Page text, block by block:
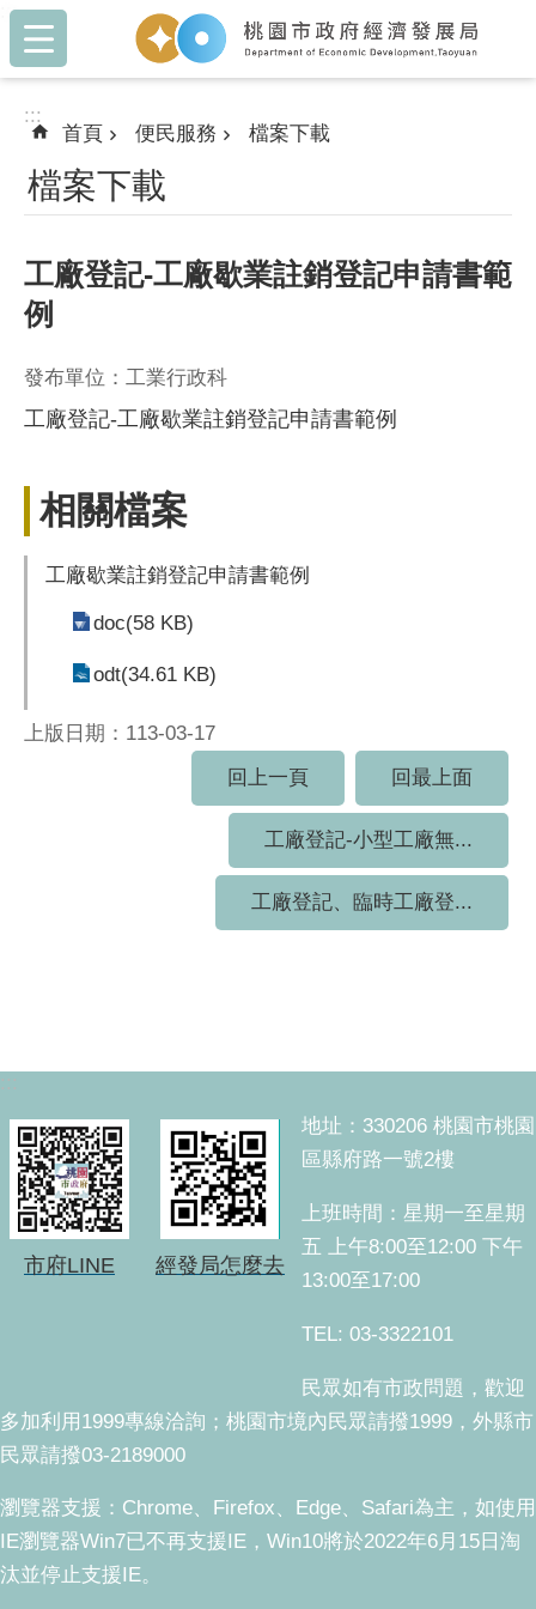
跳到主要內容區塊
:::
:::
首頁 便民服務 檔案下載
檔案下載
工廠登記-工廠歇業註銷登記申請書範
例
發布單位：工業行政科
工廠登記-工廠歇業註銷登記申請書範例
相關檔案
工廠歇業註銷登記申請書範例
doc(58 KB)
odt(34.61 KB)
上版日期：113-03-17
回上一頁
回最上面
工廠登記-小型工廠無...
工廠登記、臨時工廠登...
:::
市府LINE 經發局怎麼去
地址：330206 桃園市桃園
區縣府路一號2樓
上班時間：星期一至星期
五 上午8:00至12:00 下午
13:00至17:00
TEL: 03-3322101
民眾如有市政問題，歡迎
多加利用1999專線洽詢；桃園市境內民眾請撥1999，外縣市
民眾請撥03-2189000
瀏覽器支援：Chrome、Firefox、Edge、Safari為主，如使用
IE瀏覽器Win7已不再支援IE，Win10將於2022年6月15日淘
汰並停止支援IE。